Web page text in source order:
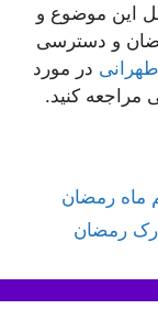
این موضوع و
و دسترسی
در مورد
مراجعه کنید.
ماه رمضان
رمضان